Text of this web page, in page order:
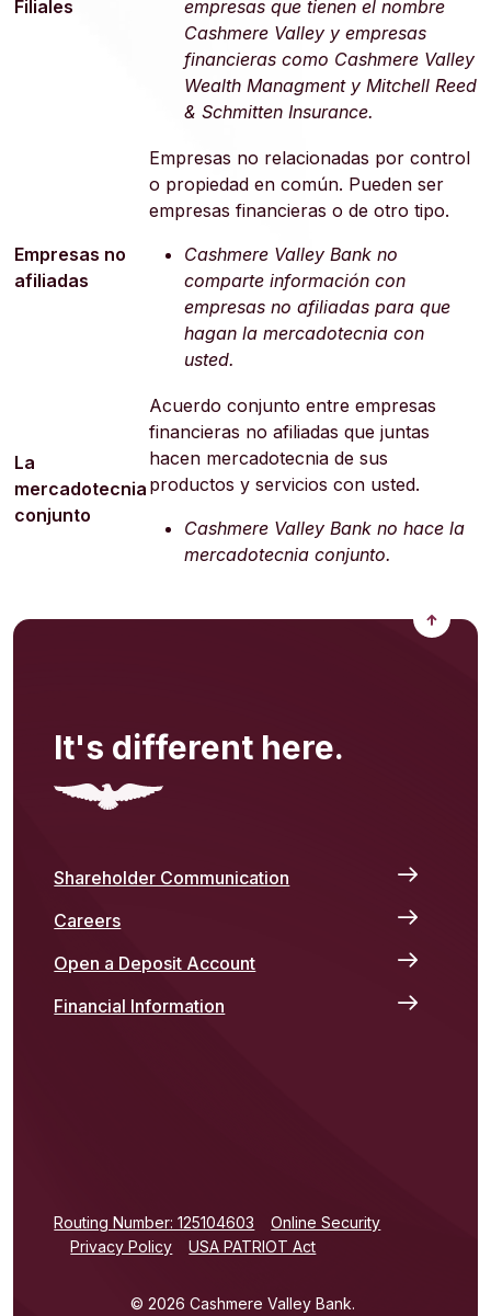
Filiales
empresas que tienen el nombre
Cashmere Valley y empresas
financieras como Cashmere Valley
Wealth Managment y Mitchell Reed
& Schmitten Insurance.
Empresas no
afiliadas
Empresas no relacionadas por control
o propiedad en común. Pueden ser
empresas financieras o de otro tipo.
Cashmere Valley Bank no
comparte información con
empresas no afiliadas para que
hagan la mercadotecnia con
usted.
La
mercadotecnia
conjunto
Acuerdo conjunto entre empresas
financieras no afiliadas que juntas
hacen mercadotecnia de sus
productos y servicios con usted.
Cashmere Valley Bank no hace la
mercadotecnia conjunto.
Back
It's different here.
Shareholder Communication
Careers
Open a Deposit Account
Financial Information
Routing Number: 125104603 (Opens in a new Window)
Online Security
Privacy Policy
USA PATRIOT Act
© 2026 Cashmere Valley Bank.